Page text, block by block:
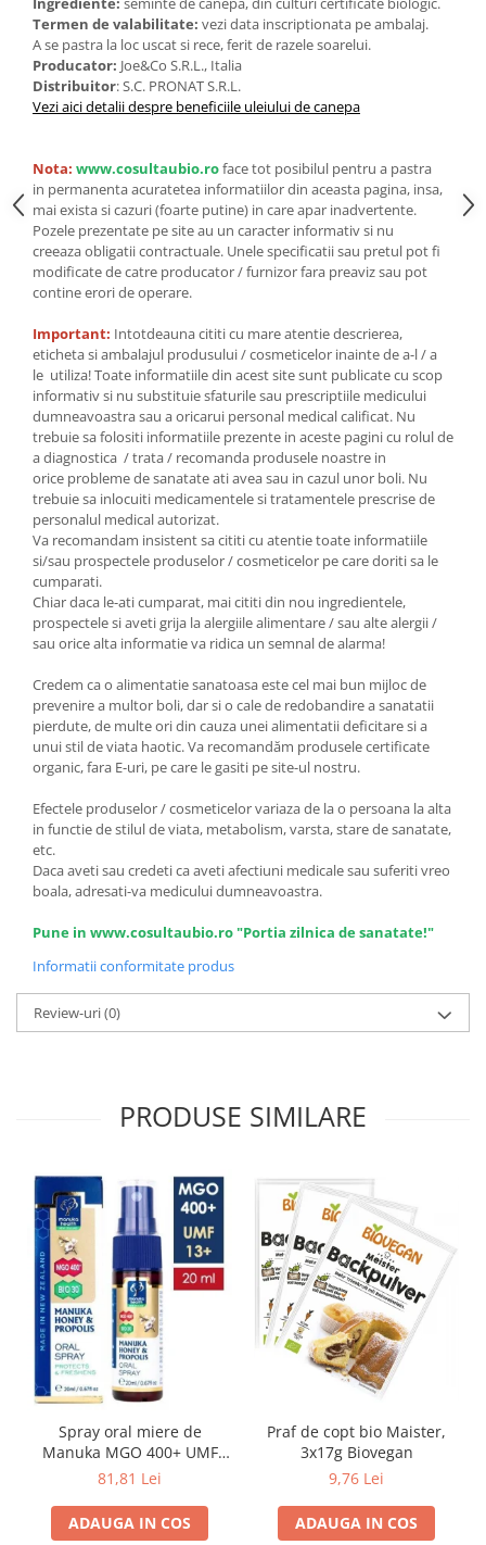
Mixuri, condimente si mirodenii
Mixuri
Condimente
Pesto Bio
Semipreparate
Specialitati si produse asiatice
Termen de valabilitate: vezi data inscriptionata pe ambalaj.
A se pastra la loc uscat si rece, ferit de razele soarelui.
Producator: Joe&Co S.R.L., Italia
Distribuitor: S.C. PRONAT S.R.L.
Vezi aici detalii despre beneficiile uleiului de canepa
Nota: www.cosultaubio.roface tot posibilul pentru a pastra
in permanenta acuratetea informatiilor din aceasta pagina, insa,
mai exista si cazuri (foarte putine) in care apar inadvertente.
Pozele prezentate pe site au un caracter informativ si nu
creeaza obligatii contractuale. Unele specificatii sau pretul pot fi
modificate de catre producator / furnizor fara preaviz sau pot
contine erori de operare.
Important: Intotdeauna cititi cu mare atentie descrierea,
eticheta si ambalajul produsului / cosmeticelor inainte de a-l / a
le utiliza! Toate informatiile din acest site sunt publicate cu scop
informativ si nu substituie sfaturile sau prescriptiile medicului
dumneavoastra sau a oricarui personal medical calificat. Nu
trebuie sa folositi informatiile prezente in aceste pagini cu rolul de
a diagnostica / trata / recomanda produsele noastre in
orice probleme de sanatate ati avea sau in cazul unor boli. Nu
trebuie sa inlocuiti medicamentele si tratamentele prescrise de
personalul medical autorizat.
Va recomandam insistent sa cititi cu atentie toate informatiile
si/sau prospectele produselor / cosmeticelor pe care doriti sa le
cumparati.
Chiar daca le-ati cumparat, mai cititi din nou ingredientele,
prospectele si aveti grija la alergiile alimentare / sau alte alergii /
sau orice alta informatie va ridica un semnal de alarma!
Credem ca o alimentatie sanatoasa este cel mai bun mijloc de
prevenire a multor boli, dar si o cale de redobandire a sanatatii
pierdute, de multe ori din cauza unei alimentatii deficitare si a
unui stil de viata haotic. Va recomandăm produsele certificate
organic, fara E-uri, pe care le gasiti pe site-ul nostru.
Efectele produselor / cosmeticelor variaza de la o persoana la alta
in functie de stilul de viata, metabolism, varsta, stare de sanatate,
etc.
Daca aveti sau credeti ca aveti afectiuni medicale sau suferiti vreo
boala, adresati-va medicului dumneavoastra.
Pune in www.cosultaubio.ro "Portia zilnica de sanatate!"
Informatii conformitate produs
Review-uri(0)
PRODUSE SIMILARE
Spray oral miere de
Manuka MGO 400+ UMF
13+ cu Propolis (20ml)
81,81 Lei
ADAUGA IN COS
Praf de copt bio Maister,
3x17g Biovegan
9,76 Lei
ADAUGA IN COS